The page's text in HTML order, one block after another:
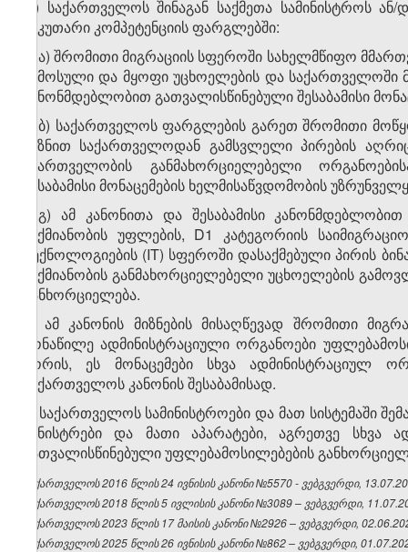
დ) საქართველოს შინაგან საქმეთა სამინისტროს
საკუთარი კომპეტენციის ფარგლებში:
დ.ა) შრომითი მიგრაციის სფეროში სახელმწიფო
შემოსული და მყოფი უცხოელების და საქართველოში
კანონმდებლობით გათვალისწინებული შესაბამისი
დ.ბ) საქართველოს ფარგლების გარეთ შრომითი
მიზნით საქართველოდან გამსვლელი პირების
მმართველობის განმახორციელებელი
შესაბამისი მონაცემების ხელმისაწვდომობის
დ.გ) ამ კანონითა და შესაბამისი
საქმიანობის უფლების, D1 კატეგორიის
ტექნოლოგიების (IT) სფეროში დასაქმებული პირის
საქმიანობის განმახორციელებელი უცხოელების
განხორციელება.
3. ამ კანონის მიზნების მისაღწევად შრომითი
მონაწილე ადმინისტრაციული ორგანოები
შორის, ეს მონაცემები სხვა ადმინისტრაციულ
საქართველოს კანონის შესაბამისად.
4. საქართველოს სამინისტროები და მათ სისტემაში
მინისტრები და მათი აპარატები, აგრეთვე
გათვალისწინებული უფლებამოსილებების
საქართველოს 2016 წლის 24 ივნისის კანონი №5570 - ვებგვერდი,
საქართველოს 2018 წლის 5 ივლისის კანონი №3089 – ვებგვერდი,
საქართველოს 2023 წლის 17 მაისის კანონი №2926 – ვებგვერდი,
საქართველოს 2025 წლის 26 ივნისის კანონი №862 – ვებგვერდი,